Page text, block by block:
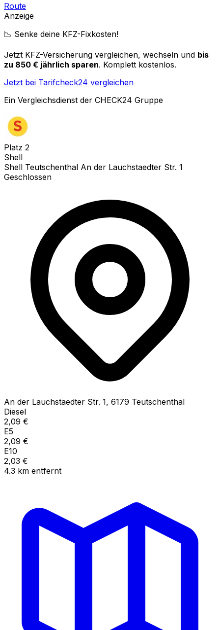
Route
Anzeige
📉 Senke deine KFZ-Fixkosten!
Jetzt KFZ-Versicherung vergleichen, wechseln und bis
zu 850 € jährlich sparen. Komplett kostenlos.
Jetzt bei Tarifcheck24 vergleichen
Ein Vergleichsdienst der CHECK24 Gruppe
Platz 2
Shell
Shell Teutschenthal An der Lauchstaedter Str. 1
Geschlossen
An der Lauchstaedter Str. 1, 6179 Teutschenthal
Diesel
2,09 €
E5
2,09 €
E10
2,03 €
4.3 km entfernt